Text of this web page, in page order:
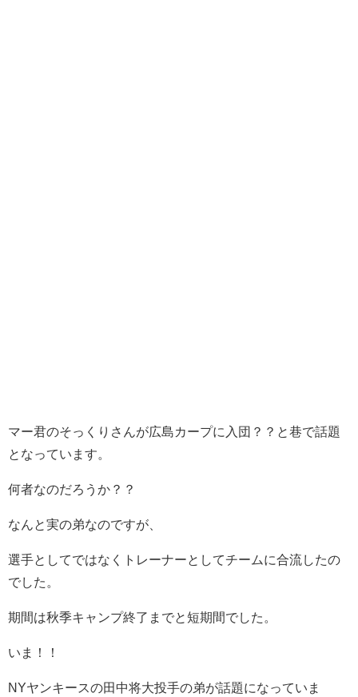
マー君のそっくりさんが広島カープに入団？？と巷で話題
となっています。
何者なのだろうか？？
なんと実の弟なのですが、
選手としてではなくトレーナーとしてチームに合流したの
でした。
期間は秋季キャンプ終了までと短期間でした。
いま！！
NYヤンキースの田中将大投手の弟が話題になっていま